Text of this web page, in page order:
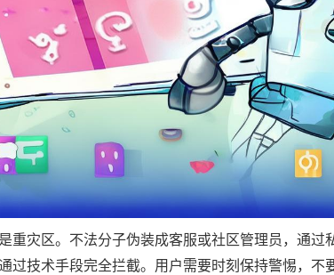
重灾区。不法分子伪装成客服或社区管理员，通
过技术手段完全拦截。用户需要时刻保持警惕，不